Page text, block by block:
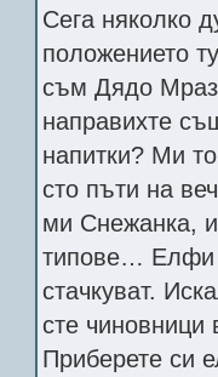
Сега няколко
положението
съм Дядо
направихте
напитки? Ми
сто пъти на
ми Снежанка,
типове… Елфи
стачкуват.
сте
Приберете си